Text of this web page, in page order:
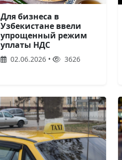
Для бизнеса в
Узбекистане ввели
упрощенный режим
уплаты НДС
02.06.2026 • 3626